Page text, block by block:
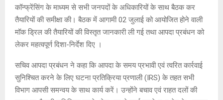
कॉन्फ्रेंसिंग के माध्यम से सभी जनपदों के अधिकारियों के साथ बैठक कर
तैयारियों की समीक्षा की। बैठक में आगामी 02 जुलाई को आयोजित होने वाली
मॉक ड्रिल की तैयारियों की विस्तृत जानकारी ली गई तथा आपदा प्रबंधन को
लेकर महत्वपूर्ण दिशा-निर्देश दिए ।
सचिव आपदा प्रबंधन ने कहा कि आपदा के समय प्रभावी एवं त्वरित कार्रवाई
सुनिश्चित करने के लिए घटना प्रतिक्रिया प्रणाली (IRS) के तहत सभी
विभाग आपसी समन्वय के साथ कार्य करें। उन्होंने बचाव एवं राहत दलों की